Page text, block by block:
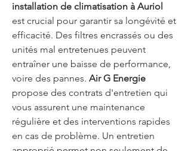
installation de climatisation à Auriol
est crucial pour garantir sa longévité et
efficacité. Des filtres encrassés ou des
unités mal entretenues peuvent
entraîner une baisse de performance,
voire des pannes. Air G Energie
propose des contrats d'entretien qui
vous assurent une maintenance
régulière et des interventions rapides
en cas de problème. Un entretien